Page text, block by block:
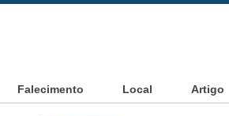
Falecimento Local Artigo